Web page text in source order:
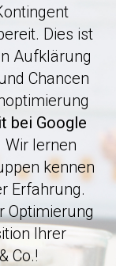
Dies ist
Aufklärung
Chancen
bei Google
. Wir lernen
kennen
Erfahrung.
Optimierung
Ihrer
Co.!